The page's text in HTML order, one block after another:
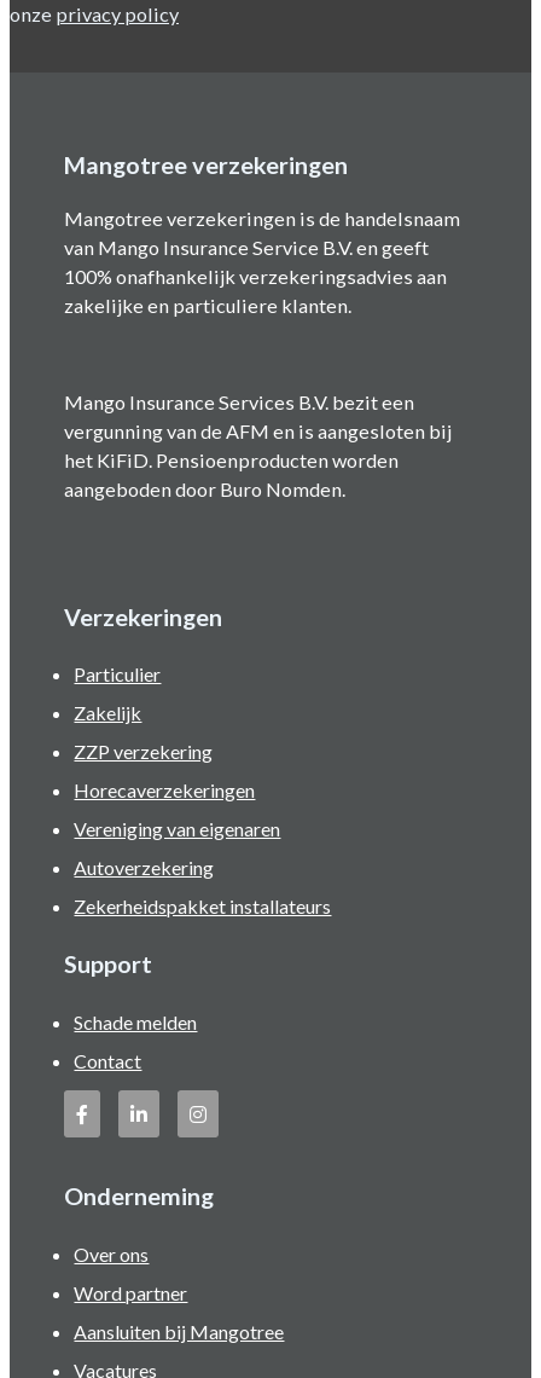
onze privacy policy
Mangotree verzekeringen
Mangotree verzekeringen is de handelsnaam
van Mango Insurance Service B.V. en geeft
100% onafhankelijk verzekeringsadvies aan
zakelijke en particuliere klanten.
Mango Insurance Services B.V. bezit een
vergunning van de AFM en is aangesloten bij
het KiFiD. Pensioenproducten worden
aangeboden door Buro Nomden.
Verzekeringen
Particulier
Zakelijk
ZZP verzekering
Horecaverzekeringen
Vereniging van eigenaren
Autoverzekering
Zekerheidspakket installateurs
Support
Schade melden
Contact
Onderneming
Over ons
Word partner
Aansluiten bij Mangotree
Vacatures